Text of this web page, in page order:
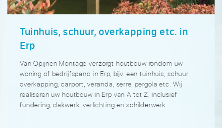
Tuinhuis, schuur, overkapping etc. in
Erp
Van Opijnen Montage verzorgt houtbouw rondom uw
woning of bedrijfspand in Erp, bijv. een tuinhuis, schuur,
overkapping, carport, veranda, serre, pergola etc. Wij
realiseren uw houtbouw in Erp van A tot Z, inclusief
fundering, dakwerk, verlichting en schilderwerk.